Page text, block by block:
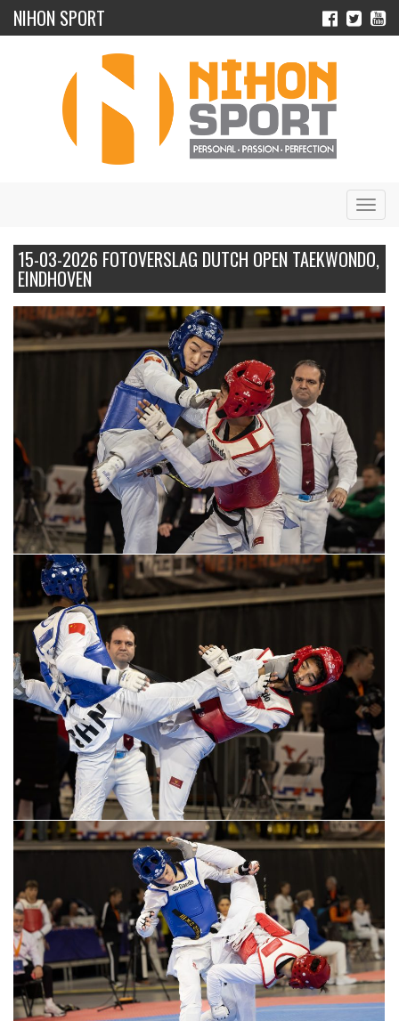
NIHON SPORT
15-03-2026 FOTOVERSLAG DUTCH OPEN TAEKWONDO,
EINDHOVEN